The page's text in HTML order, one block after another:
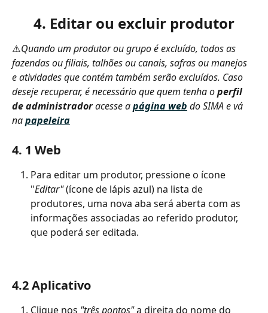
4. Editar ou excluir produtor
⚠️Quando um produtor ou grupo é excluído, todos as
fazendas ou filiais, talhões ou canais, safras ou manejos
e atividades que contém também serão excluídos. Caso
deseje recuperar, é necessário que quem tenha o perfil
de administrador acesse a página web do SIMA e vá
na papeleira
4. 1 Web
Para editar um produtor, pressione o ícone
"Editar" (ícone de lápis azul) na lista de
produtores, uma nova aba será aberta com as
informações associadas ao referido produtor,
que poderá ser editada.
4.2 Aplicativo
Clique nos "três pontos" a direita do nome do